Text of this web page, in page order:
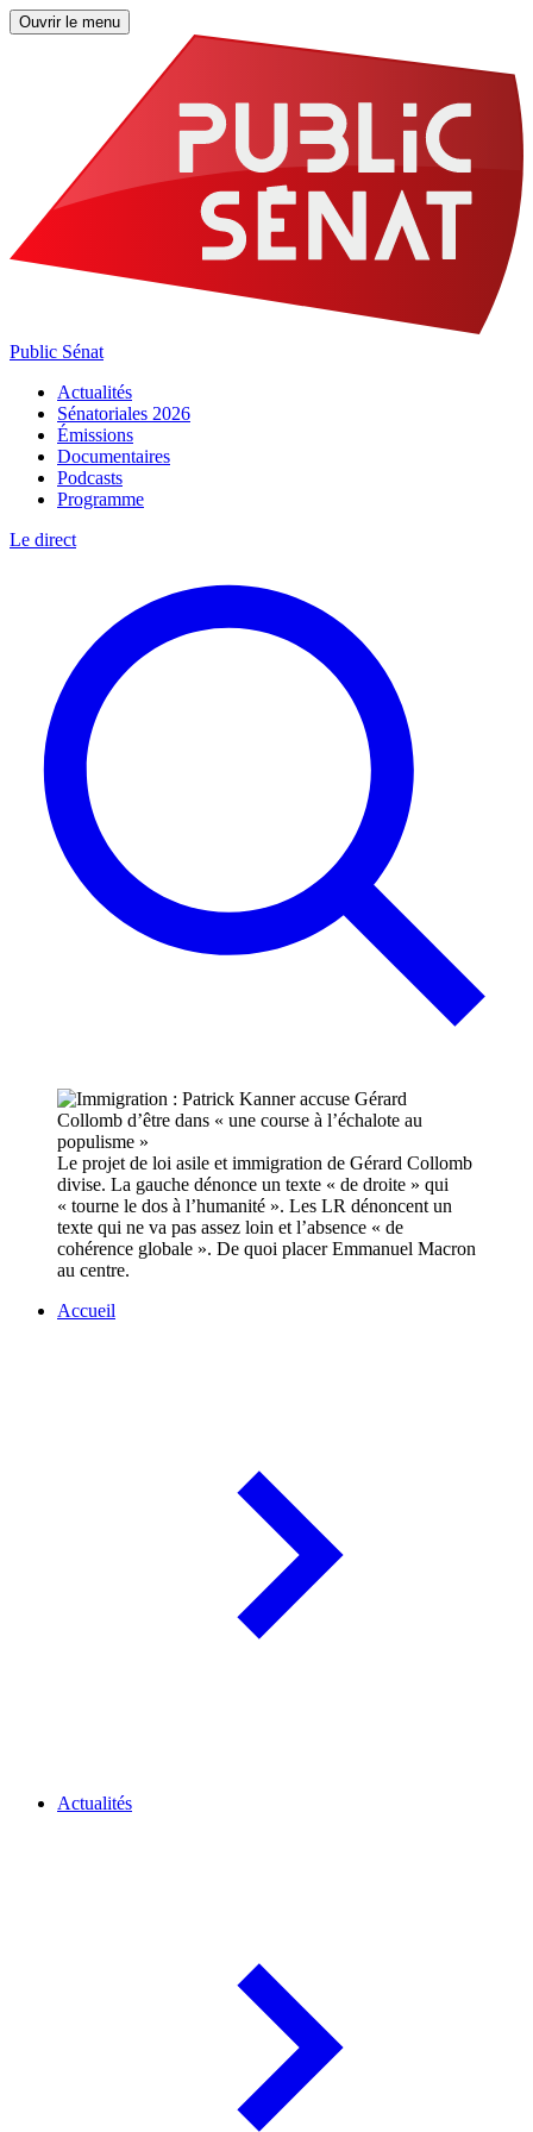
Ouvrir le menu
Public Sénat
Actualités
Sénatoriales 2026
Émissions
Documentaires
Podcasts
Programme
Le direct
Le projet de loi asile et immigration de Gérard Collomb
divise. La gauche dénonce un texte « de droite » qui
« tourne le dos à l’humanité ». Les LR dénoncent un
texte qui ne va pas assez loin et l’absence « de
cohérence globale ». De quoi placer Emmanuel Macron
au centre.
Accueil
Actualités